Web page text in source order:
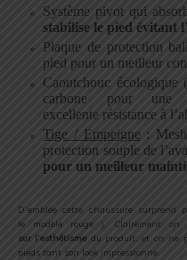
Système pivot qui
stabilise le pied évitant
Plaque de protection
pied pour un meilleur
Caoutchouc
carbone pour
excellente résistance à
Tige / Empeigne :
protection souple de
pour un meilleur
D’emblée cette chaussure surprend
le modèle rouge ). Clairement
sur l’esthétisme du produit, et on ne
pieds tant son look impressionne.